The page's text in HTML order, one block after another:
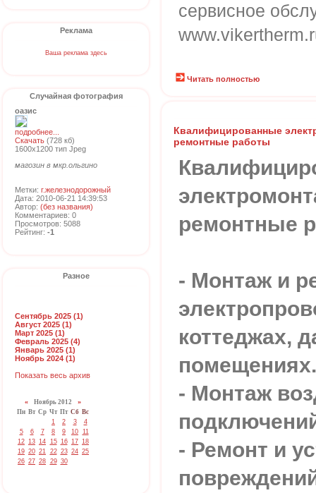
Реклама
Ваша реклама здесь
Случайная фотография
оазис
подробнее...
Скачать (728 кб)
1600x1200 тип Jpeg
магозин в мкр.ольгино
Метки: г.железнодорожный
Дата: 2010-06-21 14:39:53
Автор: (без названия)
Комментариев: 0
Просмотров: 5088
Рейтинг: -1
Разное
Сентябрь 2025 (1)
Август 2025 (1)
Март 2025 (1)
Февраль 2025 (4)
Январь 2025 (1)
Ноябрь 2024 (1)
Показать весь архив
« Ноябрь 2012 »
Пн Вт Ср Чт Пт Сб Вс
1
2 3
4
5
6 7 8 9 10 11
12 13 14 15 16 17 18
19 20 21 22 23 24 25
26 27 28 29 30
сервисное
Читать полностью
Квалифицированные
ремонтные работы
ремонтные
- Монтаж и
коттеджах,
помещениях.
- Монтаж
- Ремонт и